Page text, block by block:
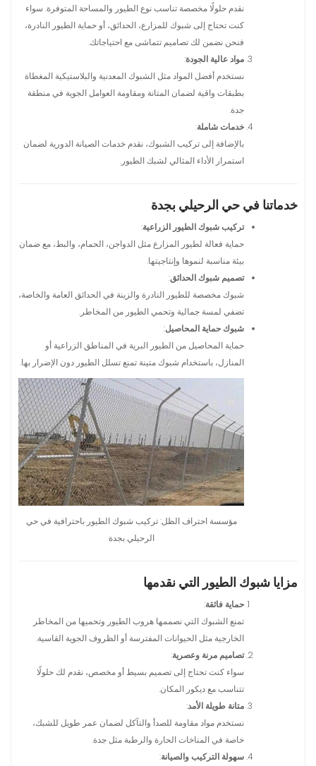
نقدم حلولًا مخصصة تناسب نوع الطيور والمساحة المتوفرة. سواء
كنت تحتاج إلى شبوك للمزارع، الحدائق، أو حماية الطيور النادرة،
فنحن نضمن لك تصاميم تتماشى مع احتياجاتك.
مواد عالية الجودة:
نستخدم أفضل المواد مثل الشبوك المعدنية والبلاستيكية المغطاة
بطبقات واقية لضمان المتانة ومقاومة العوامل الجوية في منطقة
جدة.
خدمات شاملة:
بالإضافة إلى تركيب الشبوك، نقدم خدمات الصيانة الدورية لضمان
استمرار الأداء المثالي لشبك الطيور.
خدماتنا في حي الرحيلي بجدة
تركيب شبوك الطيور الزراعية:
حماية فعالة لطيور المزارع مثل الدواجن، الحمام، والبط، مع ضمان
بيئة مناسبة لنموها وإنتاجيتها.
تصميم شبوك الحدائق:
شبوك مخصصة للطيور النادرة والزينة في الحدائق العامة والخاصة،
تضفي لمسة جمالية وتحمي الطيور من المخاطر.
شبوك حماية المحاصيل:
حماية المحاصيل من الطيور البرية في المناطق الزراعية أو
المنازل، باستخدام شبوك متينة تمنع تسلل الطيور دون الإضرار بها.
مؤسسة احتراف الظل: تركيب شبوك الطيور باحترافية في حي
الرحيلي بجدة
مزايا شبوك الطيور التي نقدمها
حماية فائقة:
تمنع الشبوك التي نصممها هروب الطيور وتحميها من المخاطر
الخارجية مثل الحيوانات المفترسة أو الظروف الجوية القاسية.
تصاميم مرنة وعصرية:
سواء كنت تحتاج إلى تصميم بسيط أو مخصص، نقدم لك حلولًا
تتناسب مع ديكور المكان.
متانة طويلة الأمد:
نستخدم مواد مقاومة للصدأ والتآكل لضمان عمر طويل للشبك،
خاصة في المناخات الحارة والرطبة مثل جدة.
سهولة التركيب والصيانة: